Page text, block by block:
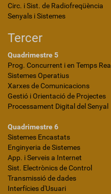
Circ. i Sist. de Radiofreqüència
Senyals i Sistemes
Tercer
Quadrimestre 5
Prog. Concurrent i en Temps Real
Sistemes Operatius
Xarxes de Comunicacions
Gestió i Orientació de Projectes
Processament Digital del Senyal
Quadrimestre 6
Sistemes Encastats
Enginyeria de Sistemes
App. i Serveis a Internet
Sist. Electrònics de Control
Transmissió de dades
Interfícies d'Usuari